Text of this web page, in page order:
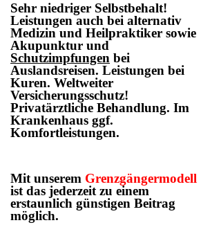
Sehr niedriger Selbstbehalt!
Leistungen auch bei alternativ
Medizin und Heilpraktiker sowie
Akupunktur und
Schutzimpfungen bei
Auslandsreisen. Leistungen bei
Kuren. Weltweiter
Versicherungsschutz!
Privatärztliche Behandlung. Im
Krankenhaus ggf.
Komfortleistungen.
Mit unserem Grenzgängermodell
ist das jederzeit zu einem
erstaunlich günstigen Beitrag
möglich.